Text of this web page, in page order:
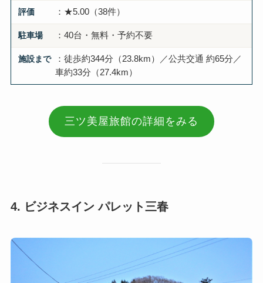
評価 ：★5.00（38件）
駐車場 ：40台・無料・予約不要
施設まで
：徒歩約344分（23.8km）／公共交通 約65分／
車約33分（27.4km）
三ツ美屋旅館の詳細をみる
4. ビジネスイン パレット三春